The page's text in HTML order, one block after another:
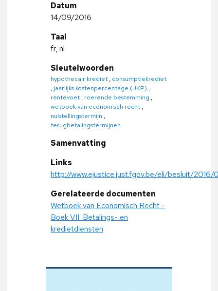
Datum
14/09/2016
Taal
fr, nl
Sleutelwoorden
hypothecair krediet , consumptiekrediet
, jaarlijks kostenpercentage (JKP) ,
rentevoet , roerende bestemming ,
wetboek van economisch recht ,
nulstellingstermijn ,
terugbetalingstermijnen
Samenvatting
Links
http://www.ejustice.just.fgov.be/eli/besluit/2016/
Gerelateerde documenten
Wetboek van Economisch Recht -
Boek VII: Betalings- en
kredietdiensten